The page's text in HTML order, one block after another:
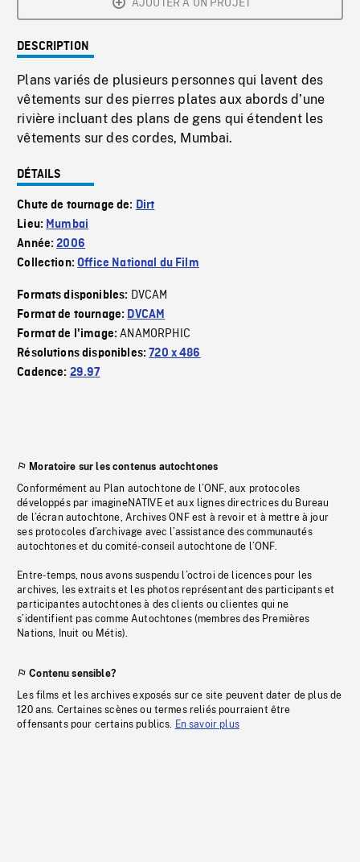
AJOUTER À UN PROJET
DESCRIPTION
Plans variés de plusieurs personnes qui lavent des
vêtements sur des pierres plates aux abords d’une
rivière incluant des plans de gens qui étendent les
vêtements sur des cordes, Mumbai.
DÉTAILS
Chute de tournage de: Dirt
Lieu: Mumbai
Année:2006
Collection:Office National du Film
Formats disponibles: DVCAM
Format de tournage: DVCAM
Format de l'image:ANAMORPHIC
Résolutions disponibles:720 x 486
Cadence: 29.97
Moratoire sur les contenus autochtones
Conformément au Plan autochtone de l’ONF, aux protocoles
développés par imagineNATIVE et aux lignes directrices du Bureau
de l’écran autochtone, Archives ONF est à revoir et à mettre à jour
ses protocoles d’archivage avec l’assistance des communautés
autochtones et du comité-conseil autochtone de l’ONF.
Entre-temps, nous avons suspendu l’octroi de licences pour les
archives, les extraits et les photos représentant des participants et
participantes autochtones à des clients ou clientes qui ne
s’identifient pas comme Autochtones (membres des Premières
Nations, Inuit ou Métis).
Contenu sensible?
Les films et les archives exposés sur ce site peuvent dater de plus de
120 ans. Certaines scènes ou termes reliés pourraient être
offensants pour certains publics. En savoir plus